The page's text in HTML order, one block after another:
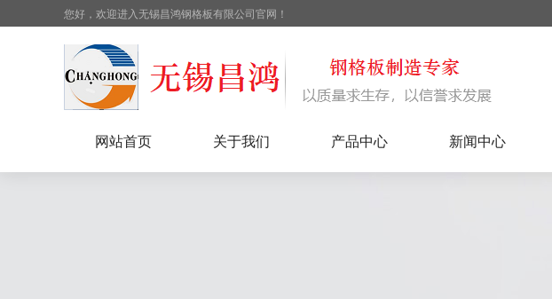
您好，欢迎进入无锡昌鸿钢格板有限公司官网！
网站首页 关于我们 产品中心 新闻中心